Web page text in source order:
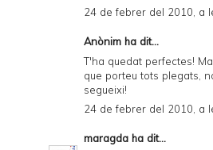
24 de febrer del 2010, a
Anònim ha dit...
T'ha quedat perfectes!
que porteu tots plegats,
segueixi!
24 de febrer del 2010, a
maragda ha dit...